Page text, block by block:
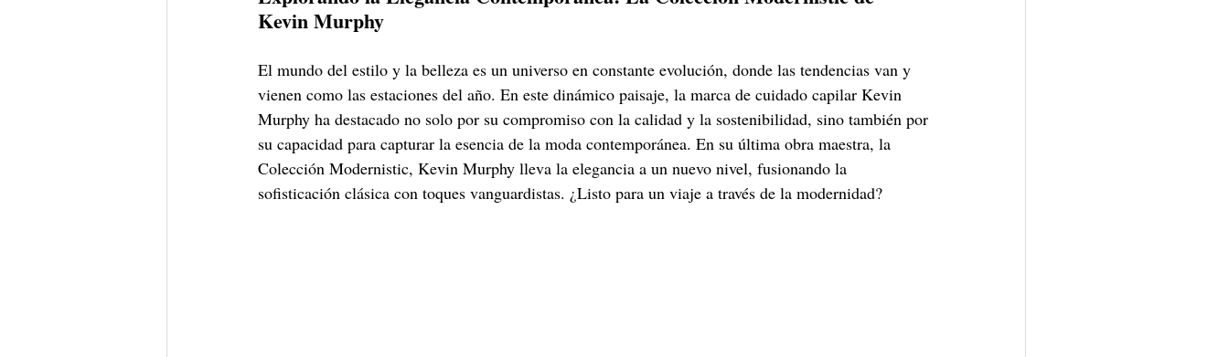
Kevin Murphy
El mundo del estilo y la belleza es un universo en constante evolución, donde las tendencias van y
vienen como las estaciones del año. En este dinámico paisaje, la marca de cuidado capilar Kevin
Murphy ha destacado no solo por su compromiso con la calidad y la sostenibilidad, sino también por
su capacidad para capturar la esencia de la moda contemporánea. En su última obra maestra, la
Colección Modernistic, Kevin Murphy lleva la elegancia a un nuevo nivel, fusionando la
sofisticación clásica con toques vanguardistas. ¿Listo para un viaje a través de la modernidad?